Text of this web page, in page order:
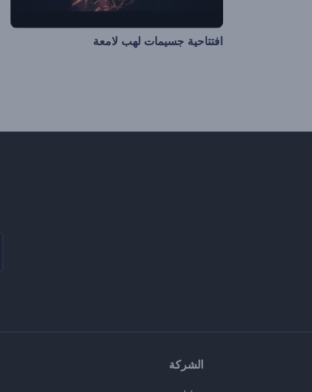
افتتاحية جسيمات لهب لامعة
الشركة